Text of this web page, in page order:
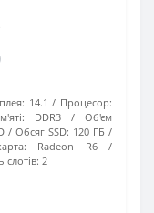
14.1
Процесор:
DDR3
Об'єм
Обсяг SSD: 120 ГБ
Radeon R6
слотів: 2